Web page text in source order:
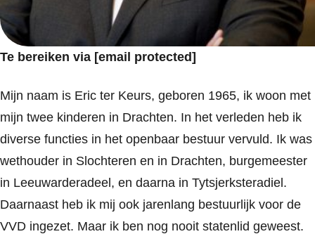
Te bereiken via [email protected]
Mijn naam is Eric ter Keurs, geboren 1965, ik woon met
mijn twee kinderen in Drachten. In het verleden heb ik
diverse functies in het openbaar bestuur vervuld. Ik was
wethouder in Slochteren en in Drachten, burgemeester
in Leeuwarderadeel, en daarna in Tytsjerksteradiel.
Daarnaast heb ik mij ook jarenlang bestuurlijk voor de
VVD ingezet. Maar ik ben nog nooit statenlid geweest.